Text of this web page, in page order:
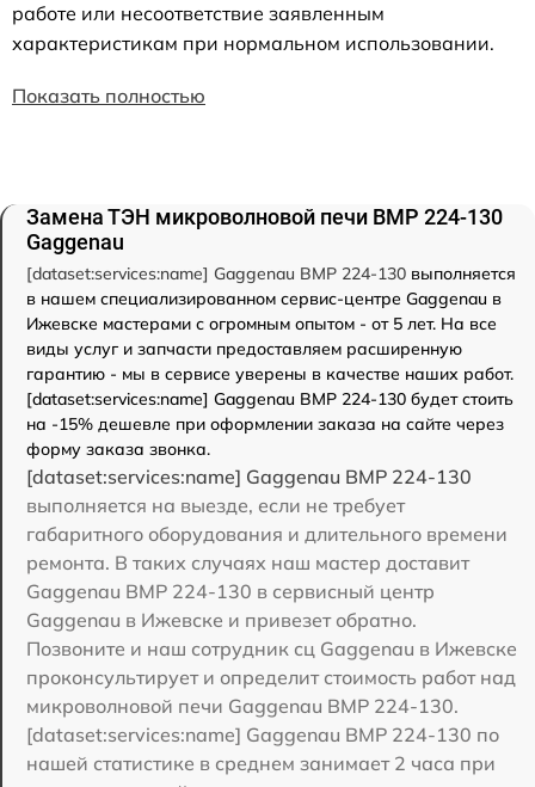
работе или несоответствие заявленным
характеристикам при нормальном использовании.
Показать полностью
Замена ТЭН микроволновой печи BMP 224-130
Gaggenau
[dataset:services:name] Gaggenau BMP 224-130 выполняется
в нашем специализированном сервис-центре Gaggenau в
Ижевске мастерами с огромным опытом - от 5 лет. На все
виды услуг и запчасти предоставляем расширенную
гарантию - мы в сервисе уверены в качестве наших работ.
[dataset:services:name] Gaggenau BMP 224-130 будет стоить
на -15% дешевле при оформлении заказа на сайте через
форму заказа звонка.
[dataset:services:name] Gaggenau BMP 224-130
выполняется на выезде, если не требует
габаритного оборудования и длительного времени
ремонта. В таких случаях наш мастер доставит
Gaggenau BMP 224-130 в сервисный центр
Gaggenau в Ижевске и привезет обратно.
Позвоните и наш сотрудник сц Gaggenau в Ижевске
проконсультирует и определит стоимость работ над
микроволновой печи Gaggenau BMP 224-130.
[dataset:services:name] Gaggenau BMP 224-130 по
нашей статистике в среднем занимает 2 часа при